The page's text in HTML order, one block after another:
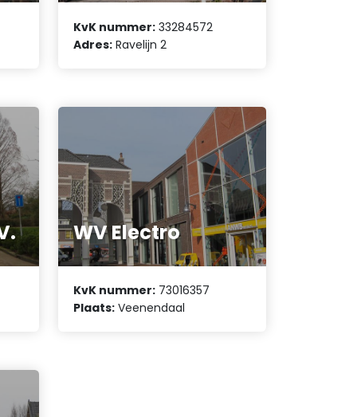
KvK nummer: 33284572
Adres: Ravelijn 2
WV Electro
KvK nummer: 73016357
Plaats: Veenendaal